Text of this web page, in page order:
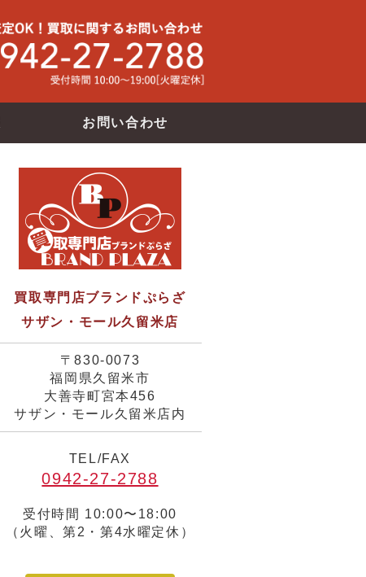
お問い合わせ
買取専門店ブランドぷらざ
サザン・モール久留米店
〒830-0073
福岡県久留米市
大善寺町宮本456
サザン・モール久留米店内
TEL/FAX
0942-27-2788
受付時間 10:00〜18:00
（火曜、第2・第4水曜定休）